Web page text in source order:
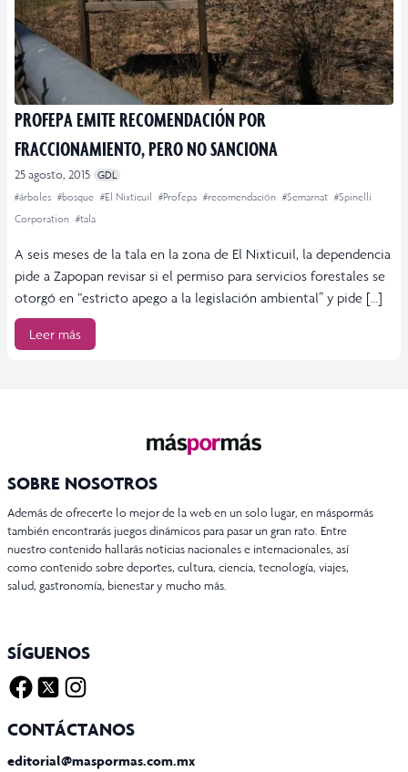
PROFEPA EMITE RECOMENDACIÓN POR
FRACCIONAMIENTO, PERO NO SANCIONA
25 agosto, 2015 GDL
#árboles #bosque #El Nixticuil #Profepa #recomendación #Semarnat #Spinelli
Corporation #tala
A seis meses de la tala en la zona de El Nixticuil, la dependencia
pide a Zapopan revisar si el permiso para servicios forestales se
otorgó en “estricto apego a la legislación ambiental” y pide […]
Leer más
SOBRE NOSOTROS
Además de ofrecerte lo mejor de la web en un solo lugar, en máspormás
también encontrarás juegos dinámicos para pasar un gran rato. Entre
nuestro contenido hallarás noticias nacionales e internacionales, así
como contenido sobre deportes, cultura, ciencia, tecnología, viajes,
salud, gastronomía, bienestar y mucho más.
SÍGUENOS
CONTÁCTANOS
editorial@maspormas.com.mx